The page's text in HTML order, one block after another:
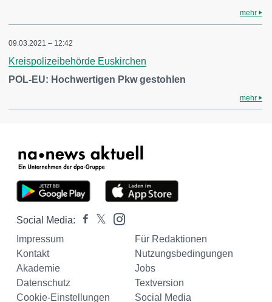
mehr
09.03.2021 – 12:42
Kreispolizeibehörde Euskirchen
POL-EU: Hochwertigen Pkw gestohlen
mehr
Social Media:
Impressum
Für Redaktionen
Kontakt
Nutzungsbedingungen
Akademie
Jobs
Datenschutz
Textversion
Cookie-Einstellungen
Social Media